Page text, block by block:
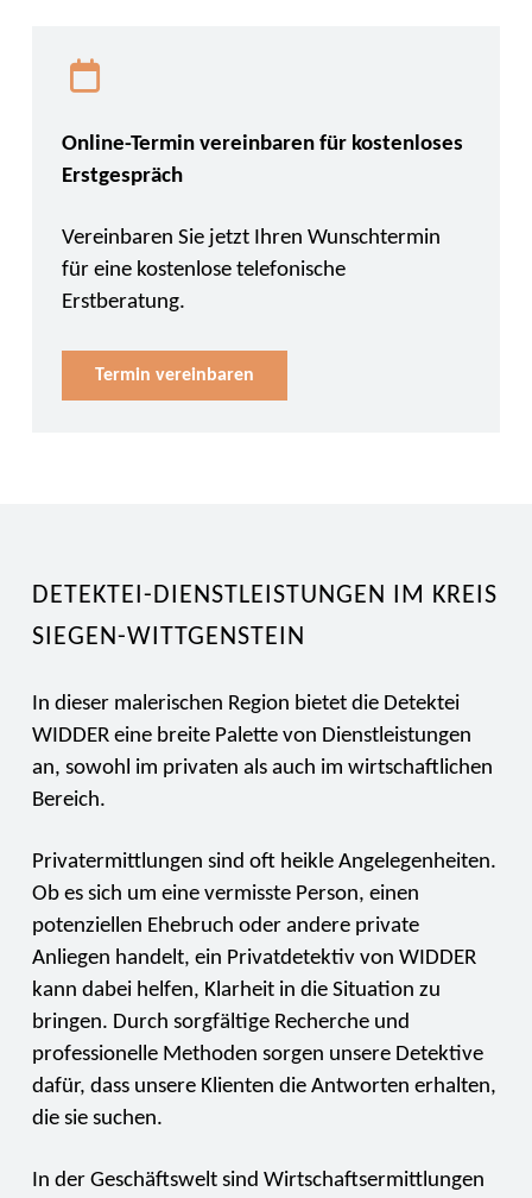
Online-Termin vereinbaren für kostenloses
Erstgespräch
Vereinbaren Sie jetzt Ihren Wunschtermin
für eine kostenlose telefonische
Erstberatung.
Termin vereinbaren
DETEKTEI-DIENSTLEISTUNGEN IM KREIS
SIEGEN-WITTGENSTEIN
In dieser malerischen Region bietet die Detektei
WIDDER eine breite Palette von Dienstleistungen
an, sowohl im privaten als auch im wirtschaftlichen
Bereich.
Privatermittlungen sind oft heikle Angelegenheiten.
Ob es sich um eine vermisste Person, einen
potenziellen Ehebruch oder andere private
Anliegen handelt, ein Privatdetektiv von WIDDER
kann dabei helfen, Klarheit in die Situation zu
bringen. Durch sorgfältige Recherche und
professionelle Methoden sorgen unsere Detektive
dafür, dass unsere Klienten die Antworten erhalten,
die sie suchen.
In der Geschäftswelt sind Wirtschaftsermittlungen